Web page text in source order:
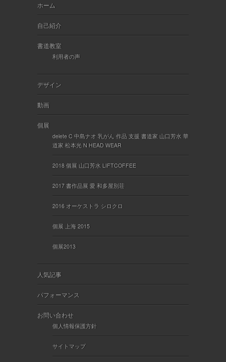
ホーム
自己紹介
書道教室
利用者の声
デザイン
動画
個展
delete C 中島ナオ 乳がん 作品 支援 書道家 山口芳水 華
道家 松本光 N HEAD WEAR
2018 個展 山口芳水 LIFTCOFFEE
2017 書作品展 愛 和多屋別荘
2016 オーケストラ シロクロ
個展 上海 2015
個展2013
人気記事
パフォーマンス
お問い合わせ
個人情報保護方針
サイトマップ